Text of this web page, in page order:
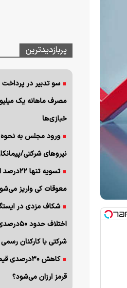
پربازدیدترین
سو تدبیر در پرداخت
مصرف ماهانه یک
خبازی‌ها
ورود مجلس به
نیروهای شرکتی/
تسویه
معوقات کی واریز
شکاف مزدی در
اختلاف
شرکتی با کارکنان رسمی
کاهش
قرمز ارزان می‌شود؟